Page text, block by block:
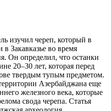
изучил череп, который в
Закавказье во время
Он определил, что останки
20–30 лет, которая перед
твердым тупым предметом.
Азербайджана еще
железного века, которые
свода черепа. Статья